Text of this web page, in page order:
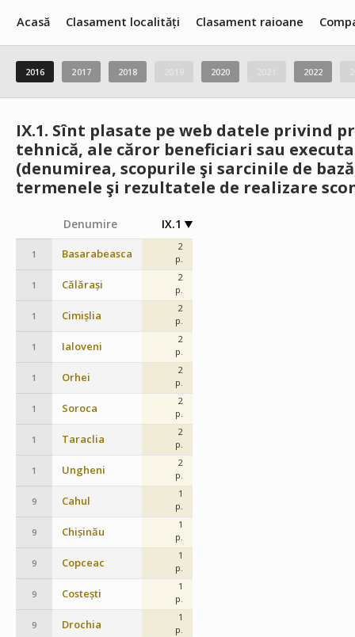
Acasă Clasament localități Clasament raioane
2016 2017 2018 2020 2022
IX.1. Sînt plasate pe web datele privind
tehnică, ale căror beneficiari sau
(denumirea, scopurile şi sarcinile de
termenele şi rezultatele de realizare
Denumire IX.1
1 Basarabeasca
2
p.
1 Călărași
2
p.
1 Cimișlia
2
p.
1 Ialoveni
2
p.
1 Orhei
2
p.
1 Soroca
2
p.
1 Taraclia
2
p.
1 Ungheni
2
p.
9 Cahul
1
p.
9 Chișinău
1
p.
9 Copceac
1
p.
9 Costești
1
p.
9 Drochia
1
p.